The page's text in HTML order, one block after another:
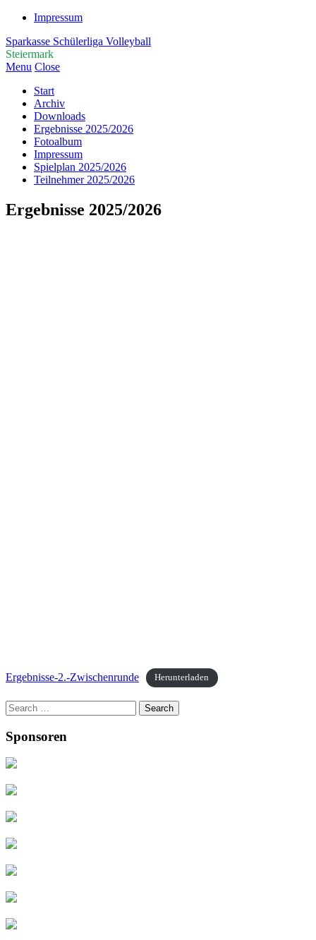
Impressum
Sparkasse Schülerliga Volleyball
Steiermark
Menu Close
Start
Archiv
Downloads
Ergebnisse 2025/2026
Fotoalbum
Impressum
Spielplan 2025/2026
Teilnehmer 2025/2026
Ergebnisse 2025/2026
Ergebnisse-2.-Zwischenrunde Herunterladen
Search
for:
Sponsoren